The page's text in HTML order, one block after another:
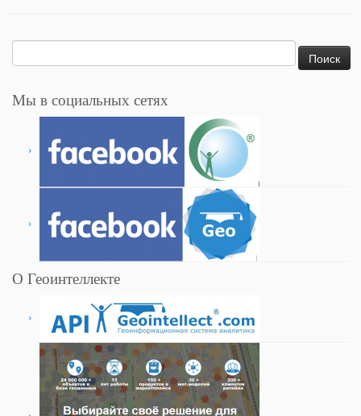
Мы в социальных сетях
О Геоинтеллекте